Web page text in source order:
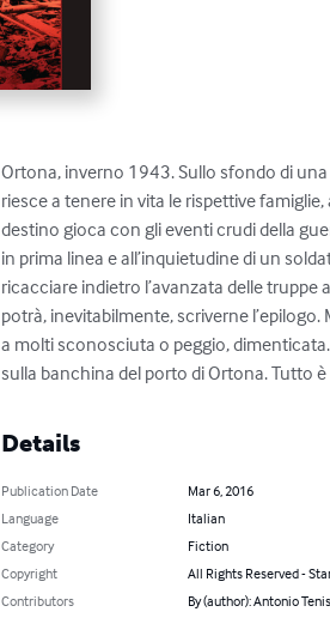
Ortona, inverno 1943. Sullo sfondo di
riesce a tenere in vita le rispettive
destino gioca con gli eventi crudi della
in prima linea e all’inquietudine di un
ricacciare indietro l’avanzata delle truppe
potrà, inevitabilmente, scriverne
a molti sconosciuta o peggio,
sulla banchina del porto di Ortona. Tutto
Details
Publication Date
Mar 6, 2016
Language
Italian
Category
Fiction
Copyright
All Rights Reserved -
Contributors
By (author): Antonio